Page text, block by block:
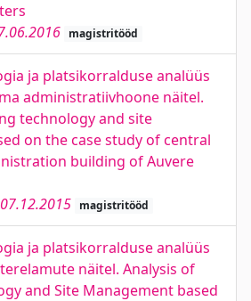
magistritööd
ja platsikorralduse analüüs
administratiivhoone näitel.
technology and site
on the case study of central
building of Auvere
07.12.2015 magistritööd
ja platsikorralduse analüüs
näitel. Analysis of
and Site Management based